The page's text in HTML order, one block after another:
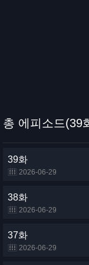
총 에피소드(39
39화
2026-06-29
38화
2026-06-29
37화
2026-06-29